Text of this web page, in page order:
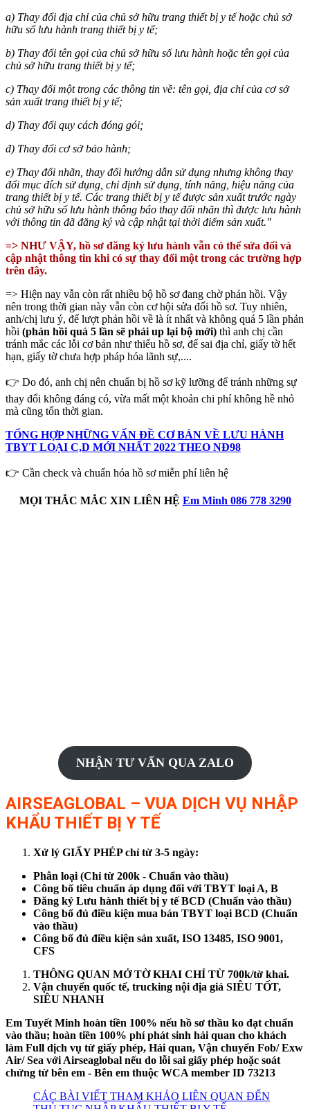
a) Thay đổi địa chỉ của chủ sở hữu trang thiết bị y tế hoặc chủ sở
hữu số lưu hành trang thiết bị y tế;
b) Thay đổi tên gọi của chủ sở hữu số lưu hành hoặc tên gọi của
chủ sở hữu trang thiết bị y tế;
c) Thay đổi một trong các thông tin về: tên gọi, địa chỉ của cơ sở
sản xuất trang thiết bị y tế;
d) Thay đổi quy cách đóng gói;
đ) Thay đổi cơ sở bảo hành;
e) Thay đổi nhãn, thay đổi hướng dẫn sử dụng nhưng không thay
đổi mục đích sử dụng, chỉ định sử dụng, tính năng, hiệu năng của
trang thiết bị y tế. Các trang thiết bị y tế được sản xuất trước ngày
chủ sở hữu số lưu hành thông báo thay đổi nhãn thì được lưu hành
với thông tin đã đăng ký và cập nhật tại thời điểm sản xuất."
=> NHƯ VẬY, hồ sơ đăng ký lưu hành vẫn có thể sửa đổi và
cập nhật thông tin khi có sự thay đổi một trong các trường hợp
trên đây.
=> Hiện nay vẫn còn rất nhiều bộ hồ sơ đang chờ phản hồi. Vậy
nên trong thời gian này vẫn còn cơ hội sửa đổi hồ sơ. Tuy nhiên,
anh/chị lưu ý, để lượt phản hồi về là ít nhất và không quá 5 lần phản
hồi (phản hồi quá 5 lần sẽ phải up lại bộ mới) thì anh chị cần
tránh mắc các lỗi cơ bản như thiếu hồ sơ, để sai địa chỉ, giấy tờ hết
hạn, giấy tờ chưa hợp pháp hóa lãnh sự,....
👉 Do đó, anh chị nên chuẩn bị hồ sơ kỹ lưỡng để tránh những sự
thay đổi không đáng có, vừa mất một khoản chi phí không hề nhỏ
mà cũng tốn thời gian.
TỔNG HỢP NHỮNG VẤN ĐỀ CƠ BẢN VỀ LƯU HÀNH
TBYT LOẠI C,D MỚI NHẤT 2022 THEO NĐ98
👉 Cần check và chuẩn hóa hồ sơ miễn phí liên hệ
MỌI THẮC MẮC XIN LIÊN HỆ Em Minh 086 778 3290
NHẬN TƯ VẤN QUA ZALO
AIRSEAGLOBAL – VUA DỊCH VỤ NHẬP
KHẨU THIẾT BỊ Y TẾ
Xử lý GIẤY PHÉP chỉ từ 3-5 ngày:
Phân loại (Chỉ từ 200k - Chuẩn vào thầu)
Công bố tiêu chuẩn áp dụng đối với TBYT loại A, B
Đăng ký Lưu hành thiết bị y tế BCD (Chuẩn vào thầu)
Công bố đủ điều kiện mua bán TBYT loại BCD (Chuẩn
vào thầu)
Công bố đủ điều kiện sản xuất, ISO 13485, ISO 9001,
CFS
THÔNG QUAN MỞ TỜ KHAI CHỈ TỪ 700k/tờ khai.
Vận chuyển quốc tế, trucking nội địa giá SIÊU TỐT,
SIÊU NHANH
Em Tuyết Minh hoàn tiền 100% nếu hồ sơ thầu ko đạt chuẩn
vào thầu; hoàn tiền 100% phí phát sinh hải quan cho khách
làm Full dịch vụ từ giấy phép, Hải quan, Vận chuyển Fob/ Exw
Air/ Sea với Airseaglobal nếu do lỗi sai giấy phép hoặc soát
chứng từ bên em - Bên em thuộc WCA member ID 73213
CÁC BÀI VIẾT THAM KHẢO LIÊN QUAN ĐẾN